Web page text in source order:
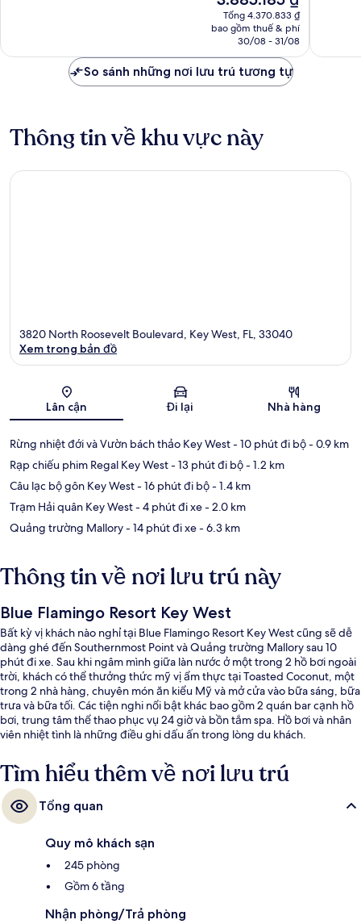
hiện
tại
3.885.185 ₫
Tổng 4.370.833 ₫
bao gồm thuế & phí
30/08 - 31/08
So sánh những nơi lưu trú tương tự
Thông tin về khu vực này
Bản đồ
3820 North Roosevelt Boulevard, Key West, FL, 33040
Xem trong bản đồ
Lân cận Đi lại Nhà hàng
Rừng nhiệt đới và Vườn bách thảo Key West- 10 phút đi bộ- 0.9 km
Rạp chiếu phim Regal Key West- 13 phút đi bộ- 1.2 km
Câu lạc bộ gôn Key West- 16 phút đi bộ- 1.4 km
Trạm Hải quân Key West- 4 phút đi xe- 2.0 km
Quảng trường Mallory- 14 phút đi xe- 6.3 km
Thông tin về nơi lưu trú này
Blue Flamingo Resort Key West
Bất kỳ vị khách nào nghỉ tại Blue Flamingo Resort Key West cũng sẽ dễ
dàng ghé đến Southernmost Point và Quảng trường Mallory sau 10
phút đi xe. Sau khi ngâm mình giữa làn nước ở một trong 2 hồ bơi ngoài
trời, khách có thể thưởng thức mỹ vị ẩm thực tại Toasted Coconut, một
trong 2 nhà hàng, chuyên món ăn kiểu Mỹ và mở cửa vào bữa sáng, bữa
trưa và bữa tối. Các tiện nghi nổi bật khác bao gồm 2 quán bar cạnh hồ
bơi, trung tâm thể thao phục vụ 24 giờ và bồn tắm spa. Hồ bơi và nhân
viên nhiệt tình là những điều ghi dấu ấn trong lòng du khách.
Tìm hiểu thêm về nơi lưu trú
Tổng quan
Quy mô khách sạn
245 phòng
Gồm 6 tầng
Nhận phòng/Trả phòng